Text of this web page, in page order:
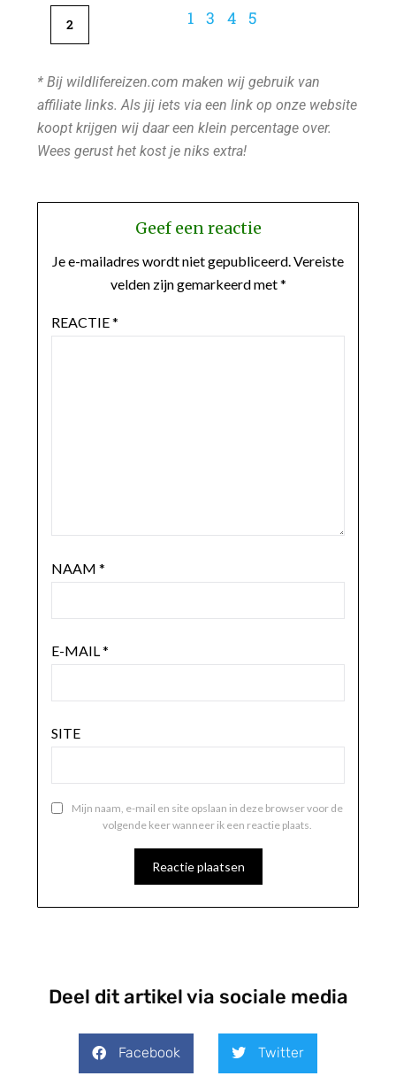
1
2 3 4 5
* Bij wildlifereizen.com maken wij gebruik van
affiliate links. Als jij iets via een link op onze website
koopt krijgen wij daar een klein percentage over.
Wees gerust het kost je niks extra!
Geef een reactie
Je e-mailadres wordt niet gepubliceerd.Vereiste
velden zijn gemarkeerd met*
REACTIE*
NAAM *
E-MAIL*
SITE
Mijn naam, e-mail en site opslaan in deze browser voor de
volgende keer wanneer ik een reactie plaats.
Deel dit artikel via sociale media
Facebook Twitter